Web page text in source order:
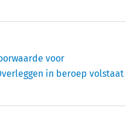
voor
in beroep volstaat